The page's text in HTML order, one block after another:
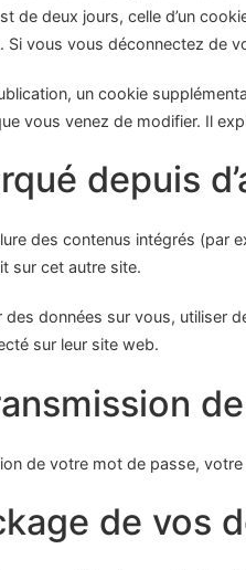
de deux jours, celle d’un
Si vous vous déconnectez de
un cookie
vous venez de modifier. Il
depuis
des contenus intégrés (par
sur cet autre site.
données sur vous, utiliser
sur leur site web.
de votre mot de passe,
de vos